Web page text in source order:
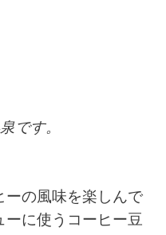
です。
ーの風味を楽しんで
ーに使うコーヒー豆